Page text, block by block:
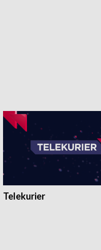
Telekurier